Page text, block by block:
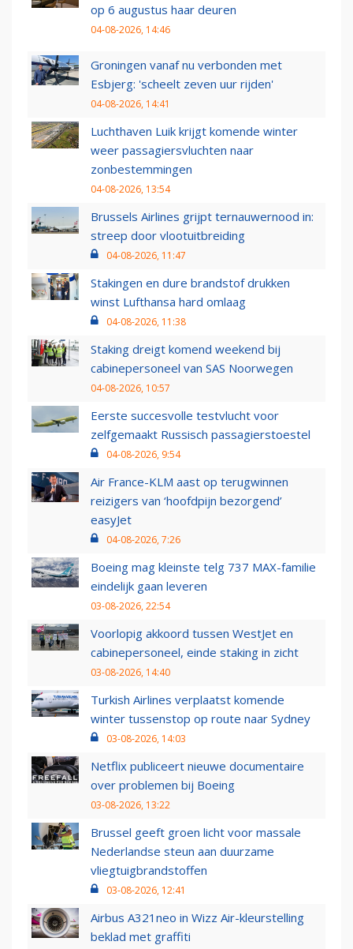
op 6 augustus haar deuren
04-08-2026, 14:46
Groningen vanaf nu verbonden met
Esbjerg: 'scheelt zeven uur rijden'
04-08-2026, 14:41
Luchthaven Luik krijgt komende winter
weer passagiersvluchten naar
zonbestemmingen
04-08-2026, 13:54
Brussels Airlines grijpt ternauwernood in:
streep door vlootuitbreiding
04-08-2026, 11:47
Stakingen en dure brandstof drukken
winst Lufthansa hard omlaag
04-08-2026, 11:38
Staking dreigt komend weekend bij
cabinepersoneel van SAS Noorwegen
04-08-2026, 10:57
Eerste succesvolle testvlucht voor
zelfgemaakt Russisch passagierstoestel
04-08-2026, 9:54
Air France-KLM aast op terugwinnen
reizigers van ‘hoofdpijn bezorgend’
easyJet
04-08-2026, 7:26
Boeing mag kleinste telg 737 MAX-familie
eindelijk gaan leveren
03-08-2026, 22:54
Voorlopig akkoord tussen WestJet en
cabinepersoneel, einde staking in zicht
03-08-2026, 14:40
Turkish Airlines verplaatst komende
winter tussenstop op route naar Sydney
03-08-2026, 14:03
Netflix publiceert nieuwe documentaire
over problemen bij Boeing
03-08-2026, 13:22
Brussel geeft groen licht voor massale
Nederlandse steun aan duurzame
vliegtuigbrandstoffen
03-08-2026, 12:41
Airbus A321neo in Wizz Air-kleurstelling
beklad met graffiti